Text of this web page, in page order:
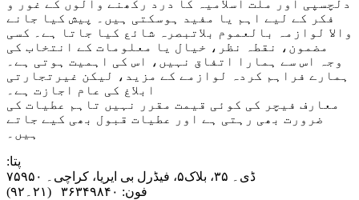
دلچسپی اور ملت اسلامیہ کا درد رکھنے والوں کے غور و
فکر کے لیے اہم یا مفید ہوسکتی ہیں۔ پیش کیا جانے
والا لوازمہ بالعموم بلاتبصرہ شائع کیا جاتا ہے۔ کسی
مضمون، نقطہ نظر، خیال یا معلومات کے انتخاب کی
وجہ اس سے ہمارا اتفاق نہیں، اس کی اہمیت ہوتی ہے۔
ہمارے فراہم کردہ لوازمے کے مزید، لیکن غیرتجارتی
ابلاغ کی عام اجازت ہے۔
معارف فیچر کی کوئی قیمت مقرر نہیں تاہم عطیات کی
ضرورت بھی رہتی ہے اور عطیات قبول بھی کیے جاتے
ہیں۔
:پتا
ڈی۔ ۳۵، بلاک۵، فیڈرل بی ایریا، کراچی۔ ۷۵۹۵۰
فون: ۳۶۳۴۹۸۴۰ (۲۱۔۹۲)